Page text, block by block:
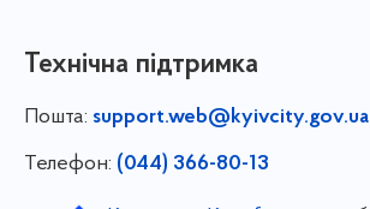
Технічна підтримка
Пошта: support.web@kyivcity.gov.ua
Телефон: (044) 366-80-13